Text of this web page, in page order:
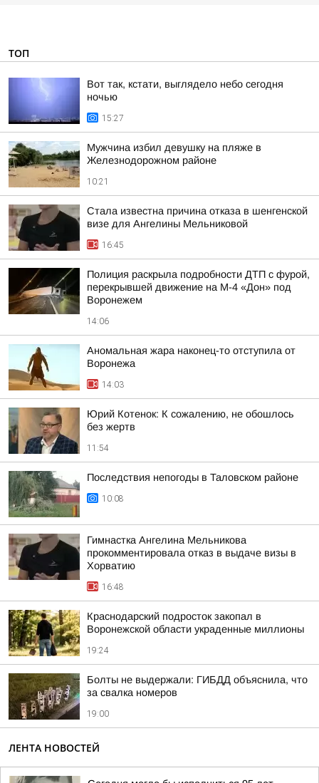
ТОП
Вот так, кстати, выглядело небо сегодня
ночью
15:27
Мужчина избил девушку на пляже в
Железнодорожном районе
10:21
Стала известна причина отказа в шенгенской
визе для Ангелины Мельниковой
16:45
Полиция раскрыла подробности ДТП с фурой,
перекрывшей движение на М-4 «Дон» под
Воронежем
14:06
Аномальная жара наконец-то отступила от
Воронежа
14:03
Юрий Котенок: К сожалению, не обошлось
без жертв
11:54
Последствия непогоды в Таловском районе
10:08
Гимнастка Ангелина Мельникова
прокомментировала отказ в выдаче визы в
Хорватию
16:48
Краснодарский подросток закопал в
Воронежской области украденные миллионы
19:24
Болты не выдержали: ГИБДД объяснила, что
за свалка номеров
19:00
ЛЕНТА НОВОСТЕЙ